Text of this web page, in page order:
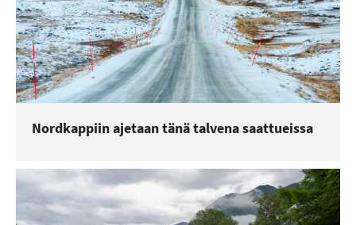
Nordkappiin ajetaan tänä talvena saattueissa